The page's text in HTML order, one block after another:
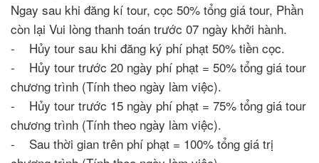
Ngay sau khi đăng kí tour, cọc 50% tổng giá tour, Phần
còn lại Vui lòng thanh toán trước 07 ngày khởi hành.
- Hủy tour sau khi đăng ký phí phạt 50% tiền cọc.
- Hủy tour trước 20 ngày phí phạt = 50% tổng giá tour
chương trình (Tính theo ngày làm việc).
- Hủy tour trước 15 ngày phí phạt = 75% tổng giá tour
chương trình (Tính theo ngày làm việc).
- Sau thời gian trên phí phạt = 100% tổng giá trị